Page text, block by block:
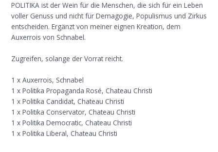
POLITIKA ist der Wein für die Menschen, die sich für ein Leben
voller Genuss und nicht für Demagogie, Populismus und Zirkus
entscheiden. Ergänzt von meiner eignen Kreation, dem
Auxerrois von Schnabel.
Zugreifen, solange der Vorrat reicht.
1 x Auxerrois, Schnabel
1 x Politika Propaganda Rosé, Chateau Christi
1 x Politika Candidat, Chateau Christi
1 x Politika Conservator, Chateau Christi
1 x Politika Democratic, Chateau Christi
1 x Politika Liberal, Chateau Christi